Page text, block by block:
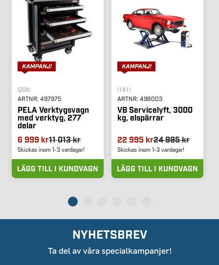
(206)
ARTNR: 497975
PELA Verktygsvagn
med verktyg, 277
delar
6 999 kr11 013 kr
Skickas inom 1-3 vardagar!
LÄGG TILL I KUNDVAGN
(141)
ARTNR: 498003
VB Servicelyft, 3000
kg, elspärrar
22 995 kr24 995 kr
Skickas inom 1-3 vardagar!
LÄGG TILL I KUNDVAGN
NYHETSBREV
Ta del av våra specialkampanjer!